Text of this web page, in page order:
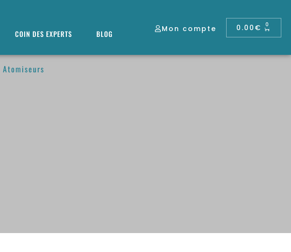
COIN DES EXPERTS
Atomiseurs
BLOG
Mon compte 0.00 € 0